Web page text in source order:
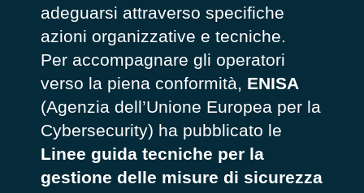
adeguarsi attraverso specifiche
azioni organizzative e tecniche.
Per accompagnare gli operatori
verso la piena conformità, ENISA
(Agenzia dell’Unione Europea per la
Cybersecurity) ha pubblicato le
Linee guida tecniche per la
gestione delle misure di sicurezza